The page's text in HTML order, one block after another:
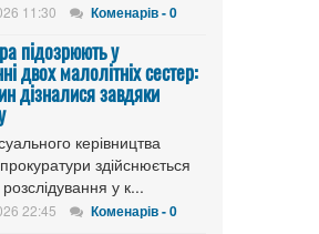
11:30 Коменарів - 0
підозрюють у
двох малолітніх сестер:
дізналися завдяки
керівництва
здійснюється
у к...
22:45 Коменарів - 0